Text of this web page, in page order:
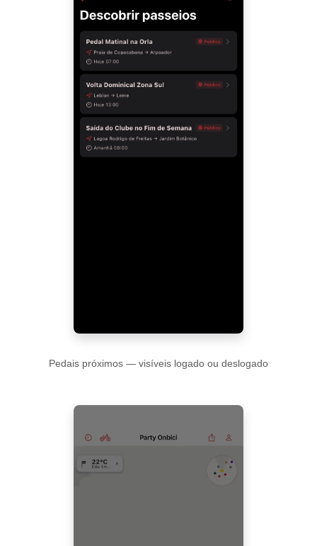
Pedais próximos — visíveis logado ou deslogado